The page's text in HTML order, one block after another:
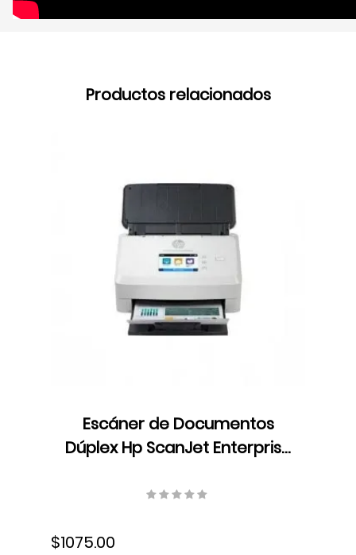
Productos relacionados
Escáner de Documentos
Dúplex Hp ScanJet Enterprise
Velocidad 75 ppm/150 ipm,
$1075.00